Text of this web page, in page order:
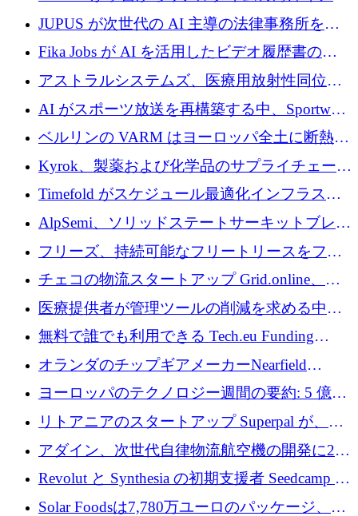
めに43万ポンドを確保
リジェンスを拡張するために 1,100 万ドルを
JUPUS が次世代の AI 主導の法律事務所を強
化するために 1,300 万ユーロを調達
Fika Jobs が AI を活用したビデオ履歴書のた
めに 400 万ドルを調達
アストラルシステムズ、医療用放射性同位元
素の世界的な不足に対処するために2,300万ポ
ンドを調達
AI がスポーツ放送を再構築する中、Sportway
が 2,000 万ユーロを調達
ベルリンの VARM はヨーロッパ全土に断熱材
を拡張するために 1,750 万ユーロを投資
Kyrok、製薬および化学品のサプライチェーン
に AI を導入するために 310 万ユーロを確保
Timefold がスケジュール最適化インフラスト
ラクチャを拡張するためにシリーズ A で
1,300 万ドルを調達
AlpSemi、ソリッドステートサーキットブレー
カー技術の進歩のために1,700万ユーロを調達
フリーズ、持続可能なフリートリースをフラ
ンス全土に拡大するために1,300万ユーロを確
保
チェコの物流スタートアップ Grid.online、配
送量が 1 年で 10 倍に増加し、400 万ユーロの
利益を獲得
医療提供者が管理ツールの削減を求める中、
a16z が Prosper AI を 3,000 万ドルで支援
無料で誰でも利用できる Tech.eu Funding
Explorer のご紹介
オランダのチップギアメーカーNearfield
Instrumentsが3億8,000万ドルを調達
ヨーロッパのテクノロジー週間の要約: 5 億
8,500 万ユーロを超える 60 以上のテクノロジ
ー資金調達取引
リトアニアのスタートアップ Superpal が、
Slack 内に構築された AI コワーカー プラット
フォームのために 50 万ユーロを調達
アダイン、次世代自律物流航空機の開発に250
万ユーロを確保
Revolut と Synthesia の初期支援者 Seedcamp が
3 億 2,000 万ドルを調達、米国に投資
Solar Foodsは7,780万ユーロのパッケージ、5